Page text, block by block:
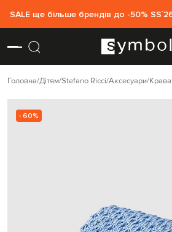
SALE ще більше брендів до -50%
Головна Дітям Stefano Ricci Аксесуари
- 60%